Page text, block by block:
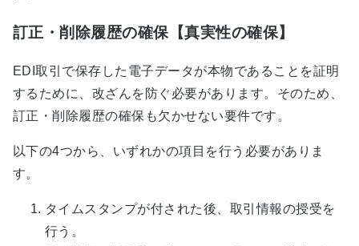
訂正・削除履歴の確保【真実性の確保】
EDI取引で保存した電子データが本物であることを証明
するために、改ざんを防ぐ必要があります。そのため、
訂正・削除履歴の確保も欠かせない要件です。
以下の4つから、いずれかの項目を行う必要がありま
す。
タイムスタンプが付された後、取引情報の授受を
行う。